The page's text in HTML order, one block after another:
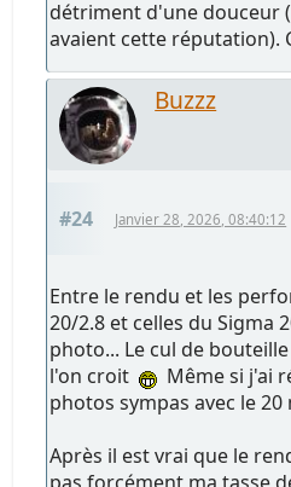
détriment d'une douceur
avaient cette réputation).
Buzzz
#24 Janvier 28, 2026, 08:40:12
Entre le rendu et les
20/2.8 et celles du Sigma
photo... Le cul de
l'on croit
Même si j'ai
photos sympas avec le 20
Après il est vrai que le